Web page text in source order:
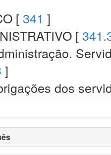
[ 341 ]
[
]
dos